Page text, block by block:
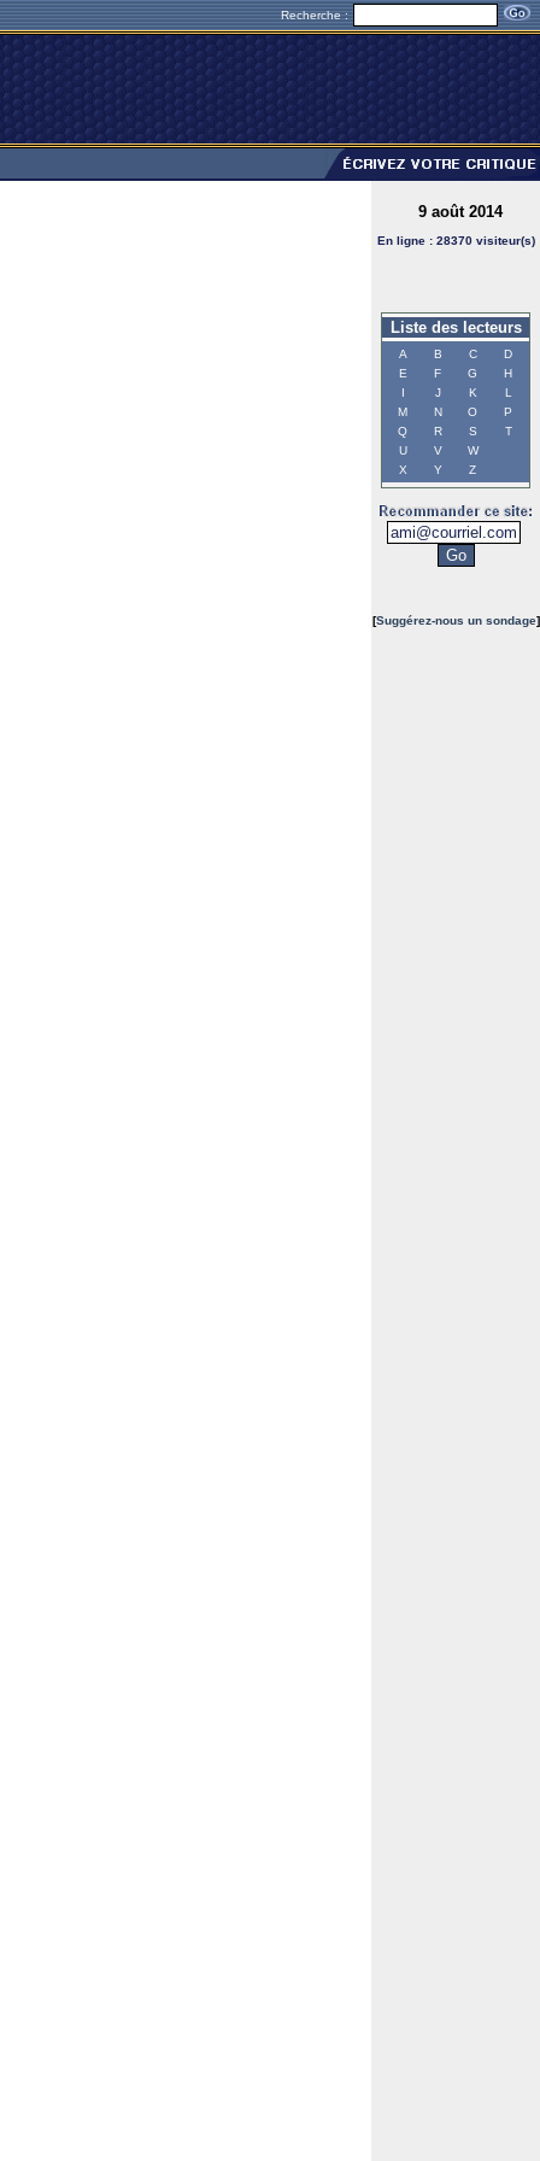
Recherche :
9 août 2014
En ligne : 28370 visiteur(s)
Liste des lecteurs
A B C
D
E
F G
H
I
J K
L
M
N O
P
Q
R S
T
U
V
W
X
Y Z
[Suggérez-nous un sondage]